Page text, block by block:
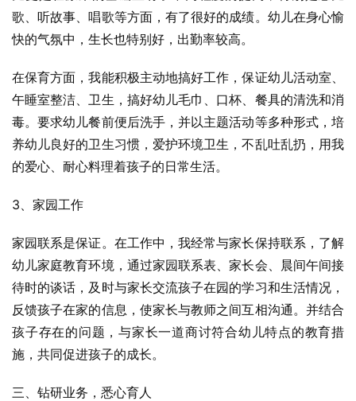
歌、听故事、唱歌等方面，有了很好的成绩。幼儿在身心愉
快的气氛中，生长也特别好，出勤率较高。
在保育方面，我能积极主动地搞好工作，保证幼儿活动室、
午睡室整洁、卫生，搞好幼儿毛巾、口杯、餐具的清洗和消
毒。要求幼儿餐前便后洗手，并以主题活动等多种形式，培
养幼儿良好的卫生习惯，爱护环境卫生，不乱吐乱扔，用我
的爱心、耐心料理着孩子的日常生活。
3、家园工作
家园联系是保证。在工作中，我经常与家长保持联系，了解
幼儿家庭教育环境，通过家园联系表、家长会、晨间午间接
待时的谈话，及时与家长交流孩子在园的学习和生活情况，
反馈孩子在家的信息，使家长与教师之间互相沟通。并结合
孩子存在的问题，与家长一道商讨符合幼儿特点的教育措
施，共同促进孩子的成长。
三、钻研业务，悉心育人